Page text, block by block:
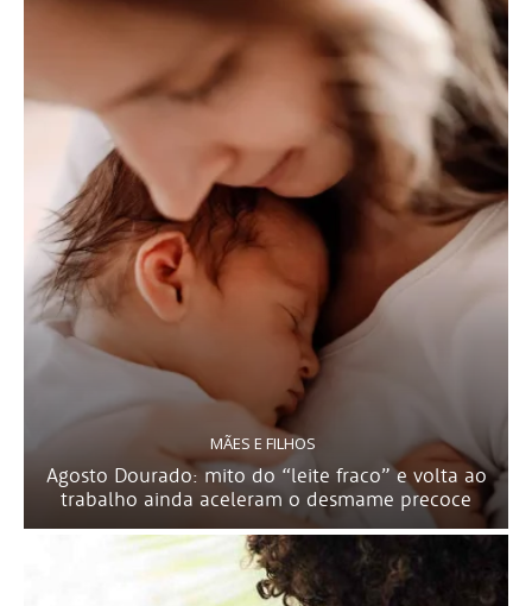
MÃES E FILHOS
Agosto Dourado: mito do “leite fraco” e volta ao
trabalho ainda aceleram o desmame precoce